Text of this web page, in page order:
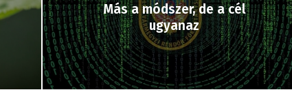
Más a módszer, de a cél
ugyanaz